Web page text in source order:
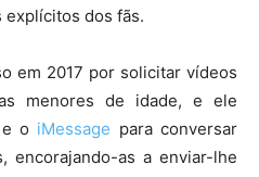
dos fãs.
em 2017 por solicitar vídeos
menores de idade, e ele
e o iMessage para conversar
encorajando-as a enviar-lhe